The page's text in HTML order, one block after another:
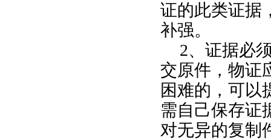
证的此类证据
补强。
2、证据必
交原件，物证
困难的，可以
需自己保存证
对无异的复制